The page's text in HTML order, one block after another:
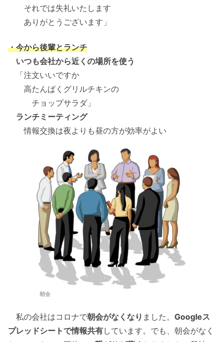
それでは失礼いたします
ありがとうございます」
・今から後輩とランチ
いつも会社から近くの場所を使う
「注文いいですか
高たんぱくグリルチキンの
チョップサラダ」
ランチミーティング
情報交換は夜よりも昼の方が効率がよい
朝会
私の会社はコロナで朝会がなくなり ました。 Googleス
プレッドシートで情報共有しています。でも、朝会がなく